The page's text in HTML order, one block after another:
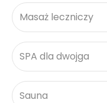
Masaż leczniczy
SPA dla dwojga
Sauna